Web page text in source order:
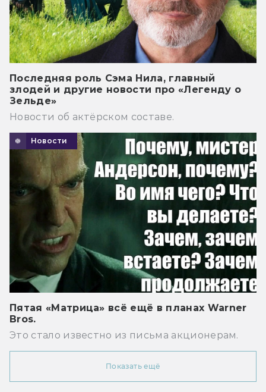
Последняя роль Сэма Нила, главный
злодей и другие новости про «Легенду о
Зельде»
Новости об актёрском составе.
Новости
Пятая «Матрица» всё ещё в планах Warner
Bros.
Это стало известно из письма акционерам.
Показать ещё